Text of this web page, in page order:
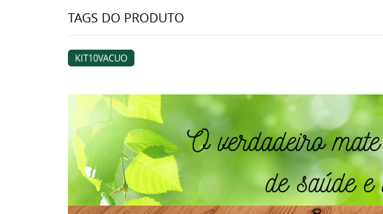
TAGS DO PRODUTO
KIT10VACUO